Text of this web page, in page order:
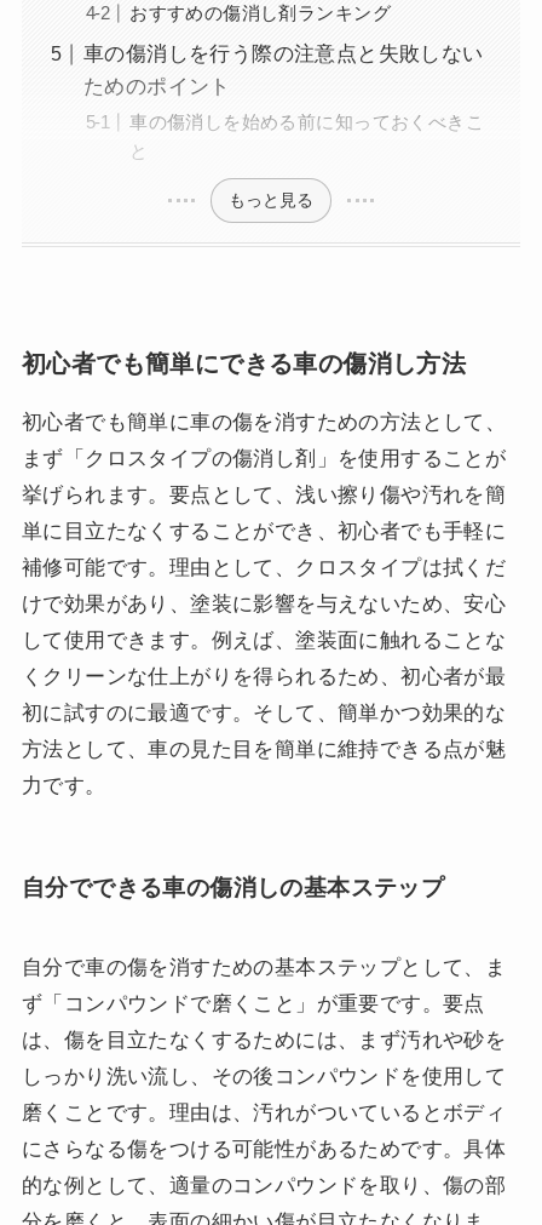
おすすめの傷消し剤ランキング
車の傷消しを行う際の注意点と失敗しない
ためのポイント
車の傷消しを始める前に知っておくべきこ
と
もっと見る
初心者でも簡単にできる車の傷消し方法
初心者でも簡単に車の傷を消すための方法として、
まず「クロスタイプの傷消し剤」を使用することが
挙げられます。要点として、浅い擦り傷や汚れを簡
単に目立たなくすることができ、初心者でも手軽に
補修可能です。理由として、クロスタイプは拭くだ
けで効果があり、塗装に影響を与えないため、安心
して使用できます。例えば、塗装面に触れることな
くクリーンな仕上がりを得られるため、初心者が最
初に試すのに最適です。そして、簡単かつ効果的な
方法として、車の見た目を簡単に維持できる点が魅
力です。
自分でできる車の傷消しの基本ステップ
自分で車の傷を消すための基本ステップとして、ま
ず「コンパウンドで磨くこと」が重要です。要点
は、傷を目立たなくするためには、まず汚れや砂を
しっかり洗い流し、その後コンパウンドを使用して
磨くことです。理由は、汚れがついているとボディ
にさらなる傷をつける可能性があるためです。具体
的な例として、適量のコンパウンドを取り、傷の部